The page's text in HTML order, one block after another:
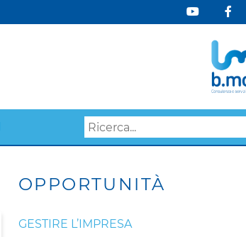
OPPORTUNITÀ
GESTIRE L’IMPRESA